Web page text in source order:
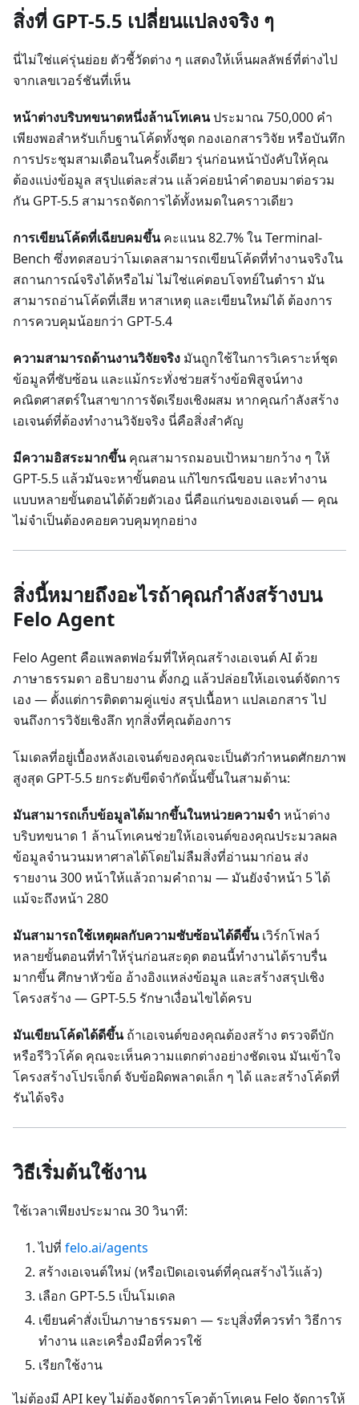
สิ่งที่ GPT-5.5 เปลี่ยนแปลงจริง ๆ
นี่ไม่ใช่แค่รุ่นย่อย ตัวชี้วัดต่าง ๆ แสดงให้เห็นผลลัพธ์ที่ต่างไป
จากเลขเวอร์ชันที่เห็น
หน้าต่างบริบทขนาดหนึ่งล้านโทเคนประมาณ 750,000 คำ
เพียงพอสำหรับเก็บฐานโค้ดทั้งชุด กองเอกสารวิจัย หรือบันทึก
การประชุมสามเดือนในครั้งเดียว รุ่นก่อนหน้าบังคับให้คุณ
ต้องแบ่งข้อมูล สรุปแต่ละส่วน แล้วค่อยนำคำตอบมาต่อรวม
กัน GPT-5.5 สามารถจัดการได้ทั้งหมดในคราวเดียว
การเขียนโค้ดที่เฉียบคมขึ้นคะแนน 82.7% ใน Terminal-
Bench ซึ่งทดสอบว่าโมเดลสามารถเขียนโค้ดที่ทำงานจริงใน
สถานการณ์จริงได้หรือไม่ ไม่ใช่แค่ตอบโจทย์ในตำรา มัน
สามารถอ่านโค้ดที่เสีย หาสาเหตุ และเขียนใหม่ได้ ต้องการ
การควบคุมน้อยกว่า GPT-5.4
ความสามารถด้านงานวิจัยจริง มันถูกใช้ในการวิเคราะห์ชุด
ข้อมูลที่ซับซ้อน และแม้กระทั่งช่วยสร้างข้อพิสูจน์ทาง
คณิตศาสตร์ในสาขาการจัดเรียงเชิงผสม หากคุณกำลังสร้าง
เอเจนต์ที่ต้องทำงานวิจัยจริง นี่คือสิ่งสำคัญ
มีความอิสระมากขึ้นคุณสามารถมอบเป้าหมายกว้าง ๆ ให้
GPT-5.5 แล้วมันจะหาขั้นตอน แก้ไขกรณีขอบ และทำงาน
แบบหลายขั้นตอนได้ด้วยตัวเอง นี่คือแก่นของเอเจนต์ — คุณ
ไม่จำเป็นต้องคอยควบคุมทุกอย่าง
สิ่งนี้หมายถึงอะไรถ้าคุณกำลังสร้างบน
Felo Agent
Felo Agent คือแพลตฟอร์มที่ให้คุณสร้างเอเจนต์ AI ด้วย
ภาษาธรรมดา อธิบายงาน ตั้งกฎ แล้วปล่อยให้เอเจนต์จัดการ
เอง — ตั้งแต่การติดตามคู่แข่ง สรุปเนื้อหา แปลเอกสาร ไป
จนถึงการวิจัยเชิงลึก ทุกสิ่งที่คุณต้องการ
โมเดลที่อยู่เบื้องหลังเอเจนต์ของคุณจะเป็นตัวกำหนดศักยภาพ
สูงสุด GPT-5.5 ยกระดับขีดจำกัดนั้นขึ้นในสามด้าน:
มันสามารถเก็บข้อมูลได้มากขึ้นในหน่วยความจำหน้าต่าง
บริบทขนาด 1 ล้านโทเคนช่วยให้เอเจนต์ของคุณประมวลผล
ข้อมูลจำนวนมหาศาลได้โดยไม่ลืมสิ่งที่อ่านมาก่อน ส่ง
รายงาน 300 หน้าให้แล้วถามคำถาม — มันยังจำหน้า 5 ได้
แม้จะถึงหน้า 280
มันสามารถใช้เหตุผลกับความซับซ้อนได้ดีขึ้นเวิร์กโฟลว์
หลายขั้นตอนที่ทำให้รุ่นก่อนสะดุด ตอนนี้ทำงานได้ราบรื่น
มากขึ้น ศึกษาหัวข้อ อ้างอิงแหล่งข้อมูล และสร้างสรุปเชิง
โครงสร้าง — GPT-5.5 รักษาเงื่อนไขได้ครบ
มันเขียนโค้ดได้ดีขึ้นถ้าเอเจนต์ของคุณต้องสร้าง ตรวจดีบัก
หรือรีวิวโค้ด คุณจะเห็นความแตกต่างอย่างชัดเจน มันเข้าใจ
โครงสร้างโปรเจ็กต์ จับข้อผิดพลาดเล็ก ๆ ได้ และสร้างโค้ดที่
รันได้จริง
วิธีเริ่มต้นใช้งาน
ใช้เวลาเพียงประมาณ 30 วินาที:
ไปที่ felo.ai/agents
สร้างเอเจนต์ใหม่ (หรือเปิดเอเจนต์ที่คุณสร้างไว้แล้ว)
เลือก GPT-5.5 เป็นโมเดล
เขียนคำสั่งเป็นภาษาธรรมดา — ระบุสิ่งที่ควรทำ วิธีการ
ทำงาน และเครื่องมือที่ควรใช้
เรียกใช้งาน
ไม่ต้องมี API key ไม่ต้องจัดการโควต้าโทเคน Felo จัดการให้